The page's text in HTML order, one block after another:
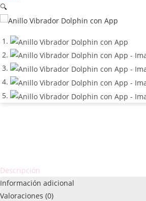
🔍
Descripción
Información adicional
Valoraciones (0)